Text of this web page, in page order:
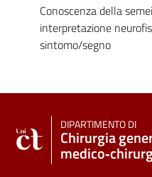
Conoscenza della
interpretazione
sintomo/segno
DIPARTIMENTO DI
Chirurgia